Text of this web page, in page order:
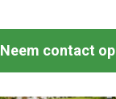
Neem contact op